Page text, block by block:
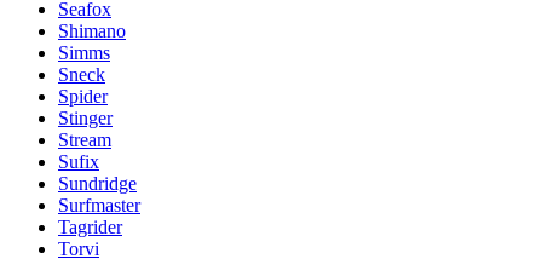
Seafox
Shimano
Simms
Sneck
Spider
Stinger
Stream
Sufix
Sundridge
Surfmaster
Tagrider
Torvi